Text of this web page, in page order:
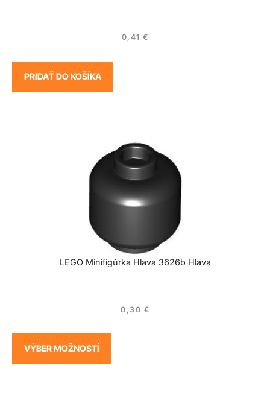
0,41 €
PRIDAŤ DO KOŠÍKA
LEGO Minifigúrka Hlava 3626b Hlava
0,30 €
VÝBER MOŽNOSTÍ